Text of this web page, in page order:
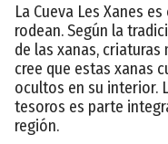
La Cueva Les Xanes
rodean. Según la
de las xanas,
cree que estas xanas
ocultos en su interior.
tesoros es parte
región.